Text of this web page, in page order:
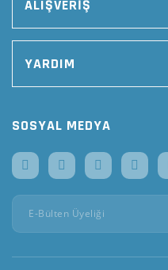
ALIŞVERİŞ
YARDIM
SOSYAL MEDYA